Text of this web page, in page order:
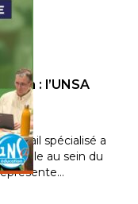
: l’UNSA
travail spécialisé a
au sein du